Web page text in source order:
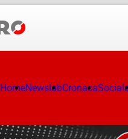
HomeNewslabCronaca